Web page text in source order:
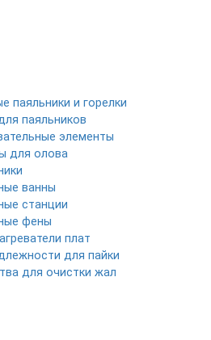
паяльники и горелки
паяльников
элементы
для олова
ванны
станции
фены
плат
для пайки
для очистки жал